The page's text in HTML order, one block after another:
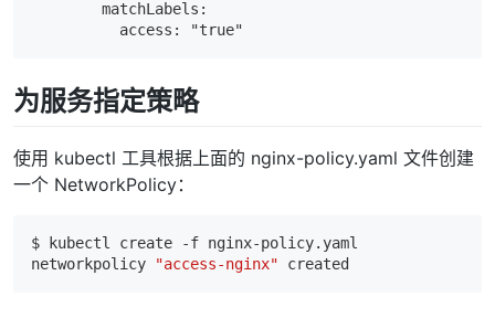
        matchLabels:
为服务指定策略
使用 kubectl 工具根据上面的 nginx-policy.yaml 文件创建
一个 NetworkPolicy：
$ kubectl create -f nginx-policy.yaml
networkpolicy
"access-nginx"